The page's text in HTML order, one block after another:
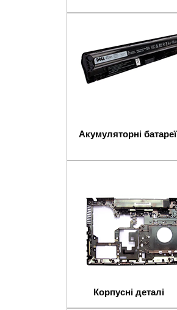
Акумуляторні батареї
Корпусні деталі